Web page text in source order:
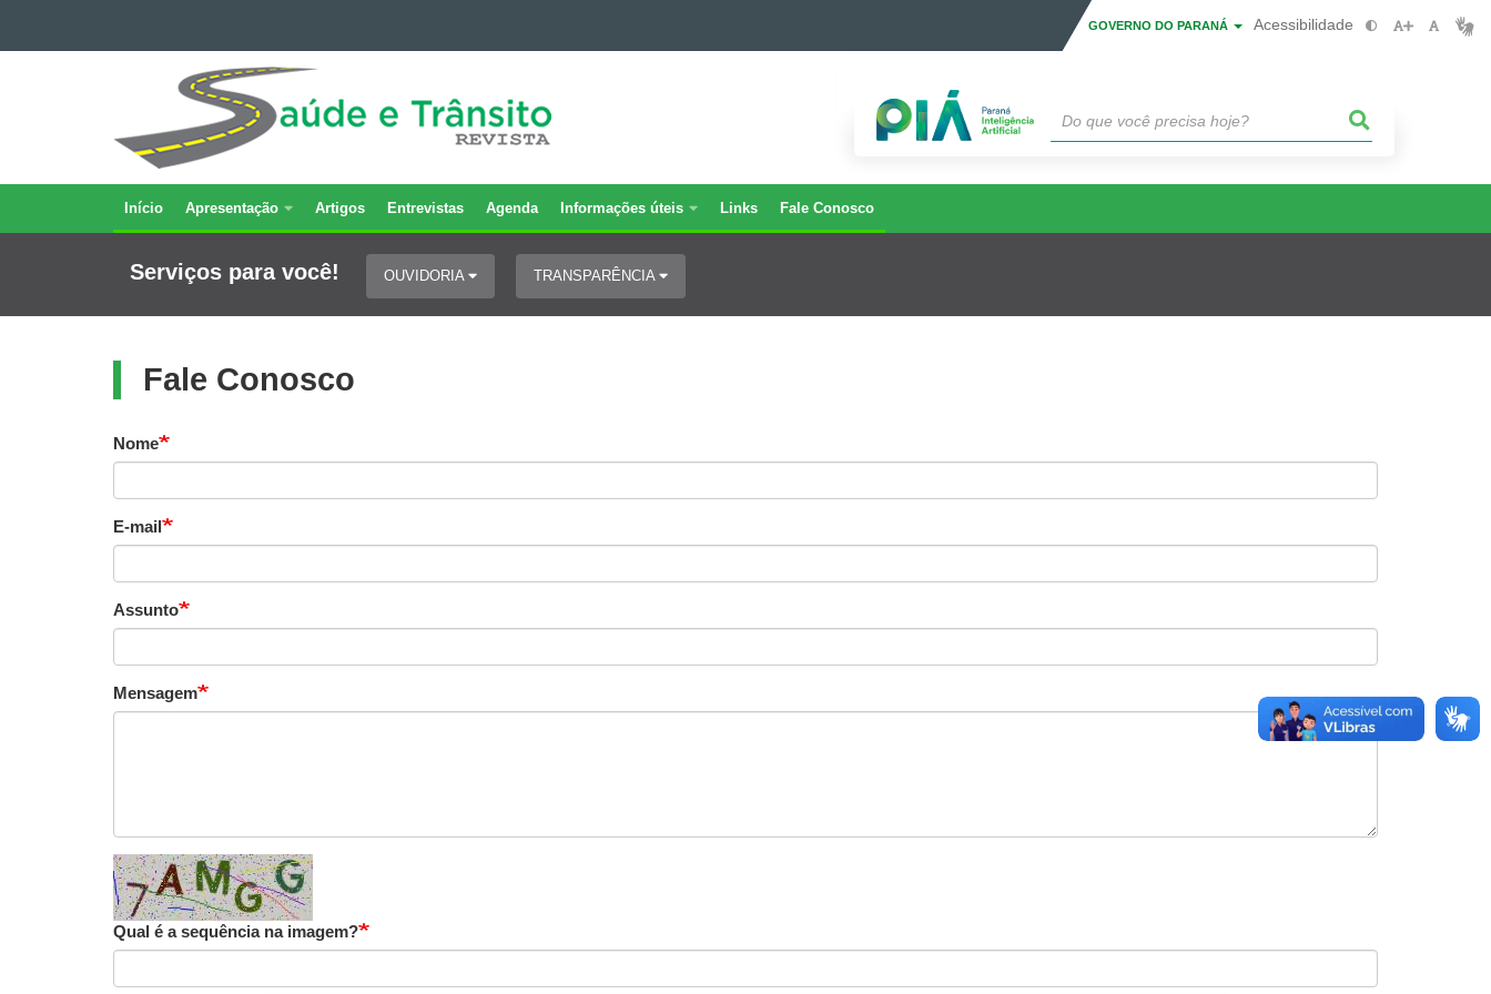
GOVERNO DO PARANÁ Acessibilidade
REVISTA
SAÚDE
E
TRÂNSITO
Navegação
Principal
Transito
Início Apresentação Artigos Entrevistas Agenda Informações úteis Links Fale Conosco
Serviços para você! OUVIDORIA TRANSPARÊNCIA
Fale Conosco
Nome
E-mail
Assunto
Mensagem
Qual é a sequência na imagem?